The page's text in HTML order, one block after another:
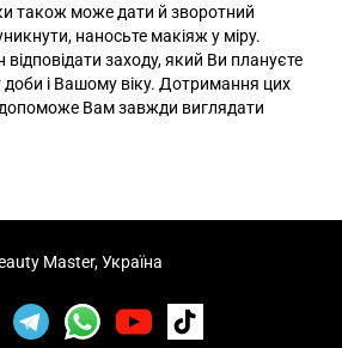
також може дати й зворотний
наносьте макіяж у міру.
відповідати заходу, який Ви плануєте
доби і Вашому віку. Дотримання цих
Вам завжди виглядати
Master, Україна